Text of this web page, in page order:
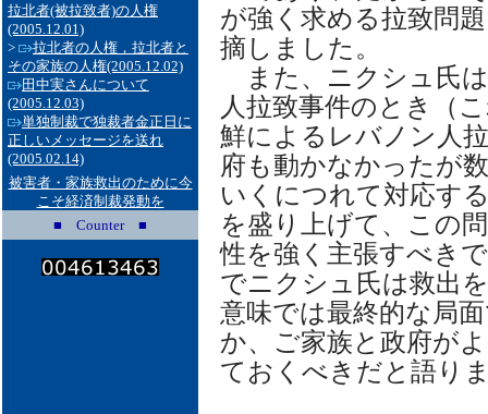
拉北者(被拉致者)の人権
(2005.12.01)
>
拉北者の人権，拉北者と
その家族の人権(2005.12.02)
田中実さんについて
(2005.12.03)
単独制裁で独裁者金正日に
正しいメッセージを送れ
(2005.02.14)
被害者・家族救出のために今
こそ経済制裁発動を
■ Counter ■
が強く求める拉致問
摘しました。
また、ニクシュ氏
人拉致事件のとき（
鮮によるレバノン人
府も動かなかったが
いくにつれて対応す
を盛り上げて、この
性を強く主張すべき
でニクシュ氏は救出
意味では最終的な局
か、ご家族と政府が
ておくべきだと語り